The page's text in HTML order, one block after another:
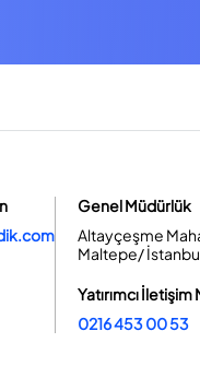
Genel Müdürlük
Altayçeşme
Maltepe/
Yatırımcı
0216 453 00 53